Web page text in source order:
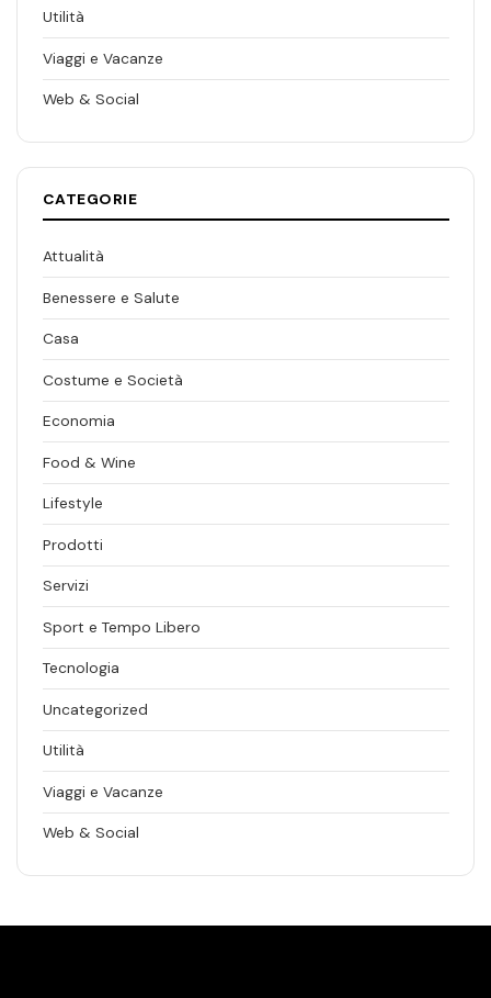
Utilità
Viaggi e Vacanze
Web & Social
CATEGORIE
Attualità
Benessere e Salute
Casa
Costume e Società
Economia
Food & Wine
Lifestyle
Prodotti
Servizi
Sport e Tempo Libero
Tecnologia
Uncategorized
Utilità
Viaggi e Vacanze
Web & Social